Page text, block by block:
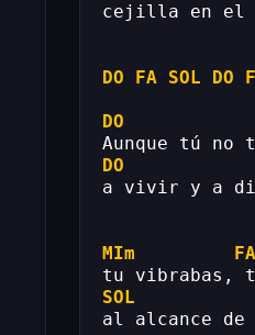
cejilla en el
DO FA SOL DO
DO
Aunque tú no
DO
a vivir y a
MIm
FA
tu vibrabas,
SOL
al alcance de